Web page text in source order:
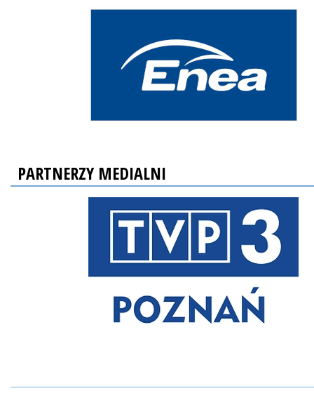
PARTNERZY MEDIALNI